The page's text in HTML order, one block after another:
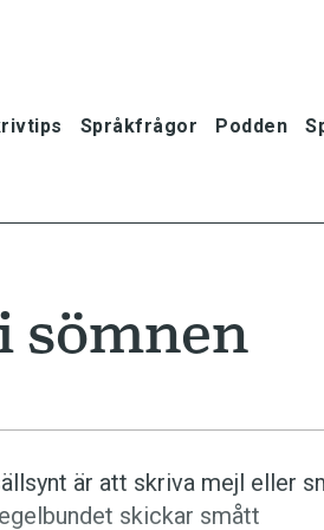
Språkfrågor Podden
sömnen
är att skriva mejl eller
skickar smått